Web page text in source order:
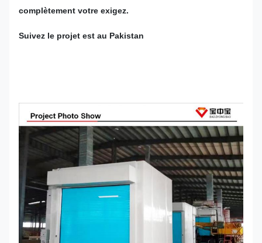
complètement votre exigez.
Suivez le projet est au Pakistan